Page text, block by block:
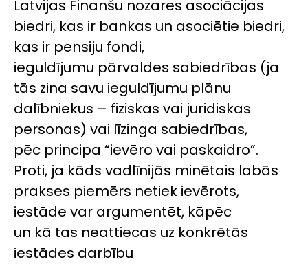
Latvijas Finanšu nozares asociācijas
biedri, kas ir bankas un asociētie biedri,
kas ir pensiju fondi,
ieguldījumu pārvaldes sabiedrības (ja
tās zina savu ieguldījumu plānu
dalībniekus – fiziskas vai juridiskas
personas) vai līzinga sabiedrības,
pēc principa “ievēro vai paskaidro”.
Proti, ja kāds vadlīnijās minētais labās
prakses piemērs netiek ievērots,
iestāde var argumentēt, kāpēc
un kā tas neattiecas uz konkrētās
iestādes darbību